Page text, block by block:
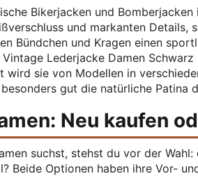
Bikerjacken und
und markanten Details,
Bündchen und Kragen einen
Lederjacke Damen
sie von Modellen in
gut die natürliche Patina
Neu kaufen
suchst, stehst du vor der
Beide Optionen haben ihre Vor-